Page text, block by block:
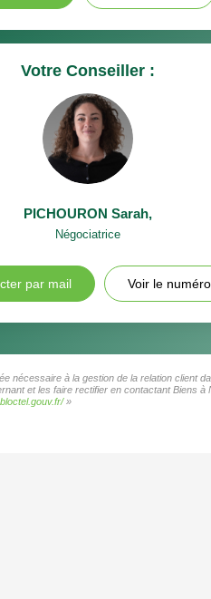
Votre Conseiller :
PICHOURON Sarah,
Négociatrice
par mail Voir le numéro
nécessaire à la gestion de la relation client
et les faire rectifier en contactant Biens à
»